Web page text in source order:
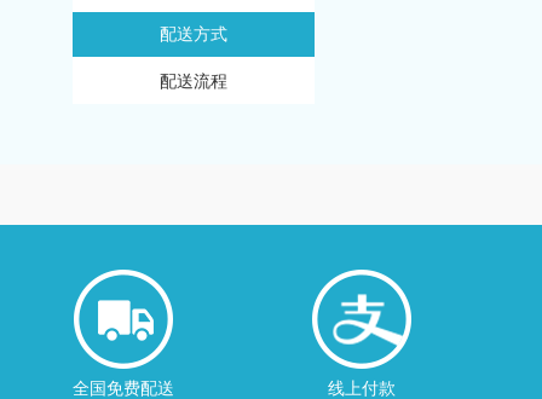
配送方式
配送流程
全国免费配送 线上付款